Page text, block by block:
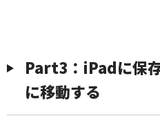
Part3：iPadに保
に移動する